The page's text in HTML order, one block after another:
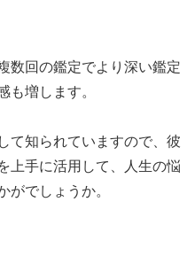
数回の鑑定でより深い鑑定
も増します。
て知られていますので、彼
上手に活用して、人生の悩
がでしょうか。